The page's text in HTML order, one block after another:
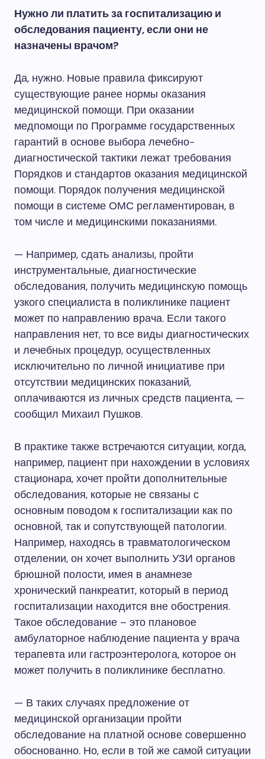
Нужно ли платить за госпитализацию и
обследования пациенту, если они не
назначены врачом?
Да, нужно. Новые правила фиксируют
существующие ранее нормы оказания
медицинской помощи. При оказании
медпомощи по Программе государственных
гарантий в основе выбора лечебно-
диагностической тактики лежат требования
Порядков и стандартов оказания медицинской
помощи. Порядок получения медицинской
помощи в системе ОМС регламентирован, в
том числе и медицинскими показаниями.
— Например, сдать анализы, пройти
инструментальные, диагностические
обследования, получить медицинскую помощь
узкого специалиста в поликлинике пациент
может по направлению врача. Если такого
направления нет, то все виды диагностических
и лечебных процедур, осуществленных
исключительно по личной инициативе при
отсутствии медицинских показаний,
оплачиваются из личных средств пациента, —
сообщил Михаил Пушков.
В практике также встречаются ситуации, когда,
например, пациент при нахождении в условиях
стационара, хочет пройти дополнительные
обследования, которые не связаны с
основным поводом к госпитализации как по
основной, так и сопутствующей патологии.
Например, находясь в травматологическом
отделении, он хочет выполнить УЗИ органов
брюшной полости, имея в анамнезе
хронический панкреатит, который в период
госпитализации находится вне обострения.
Такое обследование – это плановое
амбулаторное наблюдение пациента у врача
терапевта или гастроэнтеролога, которое он
может получить в поликлинике бесплатно.
— В таких случаях предложение от
медицинской организации пройти
обследование на платной основе совершенно
обоснованно. Но, если в той же самой ситуации